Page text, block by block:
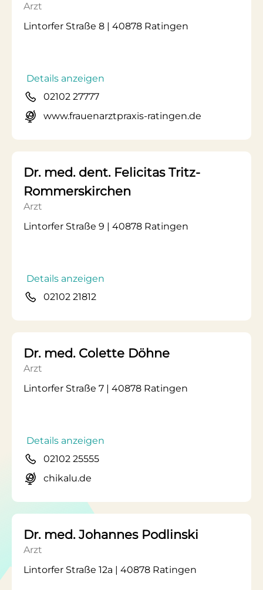
Arzt
Lintorfer Straße 8 | 40878 Ratingen
Details anzeigen
02102 27777
www.frauenarztpraxis-ratingen.de
Dr. med. dent. Felicitas Tritz-
Rommerskirchen
Arzt
Lintorfer Straße 9 | 40878 Ratingen
Details anzeigen
02102 21812
Dr. med. Colette Döhne
Arzt
Lintorfer Straße 7 | 40878 Ratingen
Details anzeigen
02102 25555
chikalu.de
Dr. med. Johannes Podlinski
Arzt
Lintorfer Straße 12a | 40878 Ratingen